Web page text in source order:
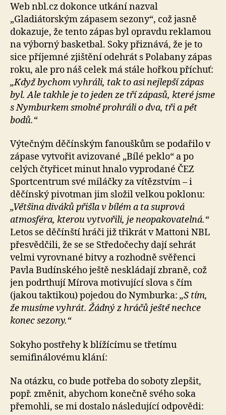
Web nbl.cz dokonce utkání nazval
„Gladiátorským zápasem sezony“, což jasně
dokazuje, že tento zápas byl opravdu reklamou
na výborný basketbal. Soky přiznává, že je to
sice příjemné zjištění odehrát s Polabany zápas
roku, ale pro náš celek má stále hořkou příchuť:
„Když bychom vyhráli, tak to asi nejlepší zápas
byl. Ale takhle je to jeden ze tří zápasů, které jsme
s Nymburkem smolně prohráli o dva, tři a pět
bodů.“
Výtečným děčínským fanouškům se podařilo v
zápase vytvořit avizované „Bílé peklo“ a po
celých čtyřicet minut hnalo vyprodané ČEZ
Sportcentrum své miláčky za vítězstvím – i
děčínský pivotman jim složil velkou poklonu:
„Většina diváků přišla v bílém a ta suprová
atmosféra, kterou vytvořili, je neopakovatelná.“
Letos se děčínští hráči již třikrát v Mattoni NBL
přesvědčili, že se se Středočechy dají sehrát
velmi vyrovnané bitvy a rozhodně svěřenci
Pavla Budínského ještě neskládají zbraně, což
jen podrthují Mírova motivující slova s čím
(jakou taktikou) pojedou do Nymburka: „S tím,
že musíme vyhrát. Žádný z hráčů ještě nechce
konec sezony.“
Sokyho postřehy k blížícímu se třetímu
semifinálovému klání:
Na otázku, co bude potřeba do soboty zlepšit,
popř. změnit, abychom konečně svého soka
přemohli, se mi dostalo následující odpovědi: